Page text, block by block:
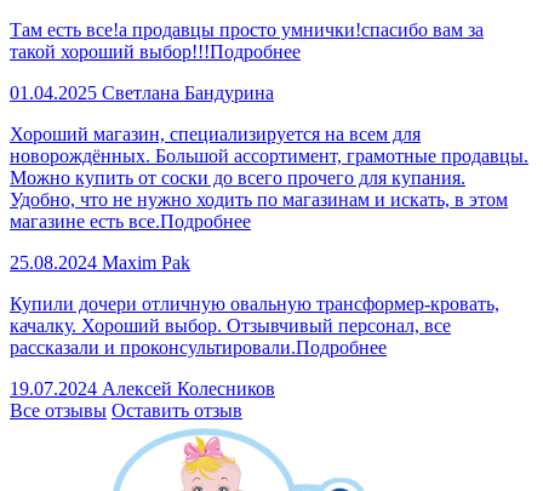
Там есть все!а продавцы просто умнички!спасибо вам за
такой хороший выбор!!!Подробнее
01.04.2025 Светлана Бандурина
Хороший магазин, специализируется на всем для
новорождённых. Большой ассортимент, грамотные продавцы.
Можно купить от соски до всего прочего для купания.
Удобно, что не нужно ходить по магазинам и искать, в этом
магазине есть все.Подробнее
25.08.2024 Maxim Pak
Купили дочери отличную овальную трансформер-кровать,
качалку. Хороший выбор. Отзывчивый персонал, все
рассказали и проконсультировали.Подробнее
19.07.2024 Алексей Колесников
Все отзывы Оставить отзыв